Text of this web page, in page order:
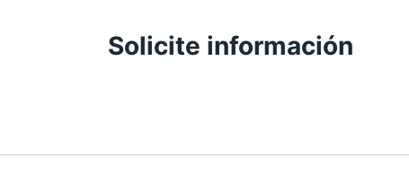
Solicite información